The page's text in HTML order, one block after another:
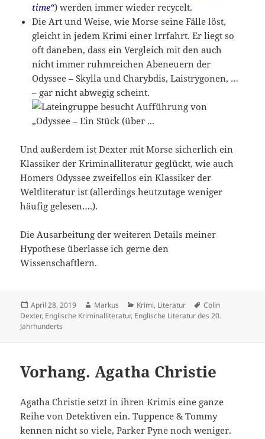
time“) werden immer wieder recycelt.
Die Art und Weise, wie Morse seine Fälle löst,
gleicht in jedem Krimi einer Irrfahrt. Er liegt so
oft daneben, dass ein Vergleich mit den auch
nicht immer ruhmreichen Abeneuern der
Odyssee – Skylla und Charybdis, Laistrygonen, …
– gar nicht abwegig scheint.
Und außerdem ist Dexter mit Morse sicherlich ein
Klassiker der Kriminalliteratur geglückt, wie auch
Homers Odyssee zweifellos ein Klassiker der
Weltliteratur ist (allerdings heutzutage weniger
häufig gelesen….).
Die Ausarbeitung der weiteren Details meiner
Hypothese überlasse ich gerne den
Wissenschaftlern.
Veröffentlicht
am
April 28, 2019 Autor
Markus Kategorien
Krimi, Literatur Schlagwörter
Colin
Dexter, Englische Kriminalliteratur, Englische Literatur des 20.
Jahrhunderts
Vorhang. Agatha Christie
Agatha Christie setzt in ihren Krimis eine ganze
Reihe von Detektiven ein. Tuppence & Tommy
kennen nicht so viele, Parker Pyne noch weniger.